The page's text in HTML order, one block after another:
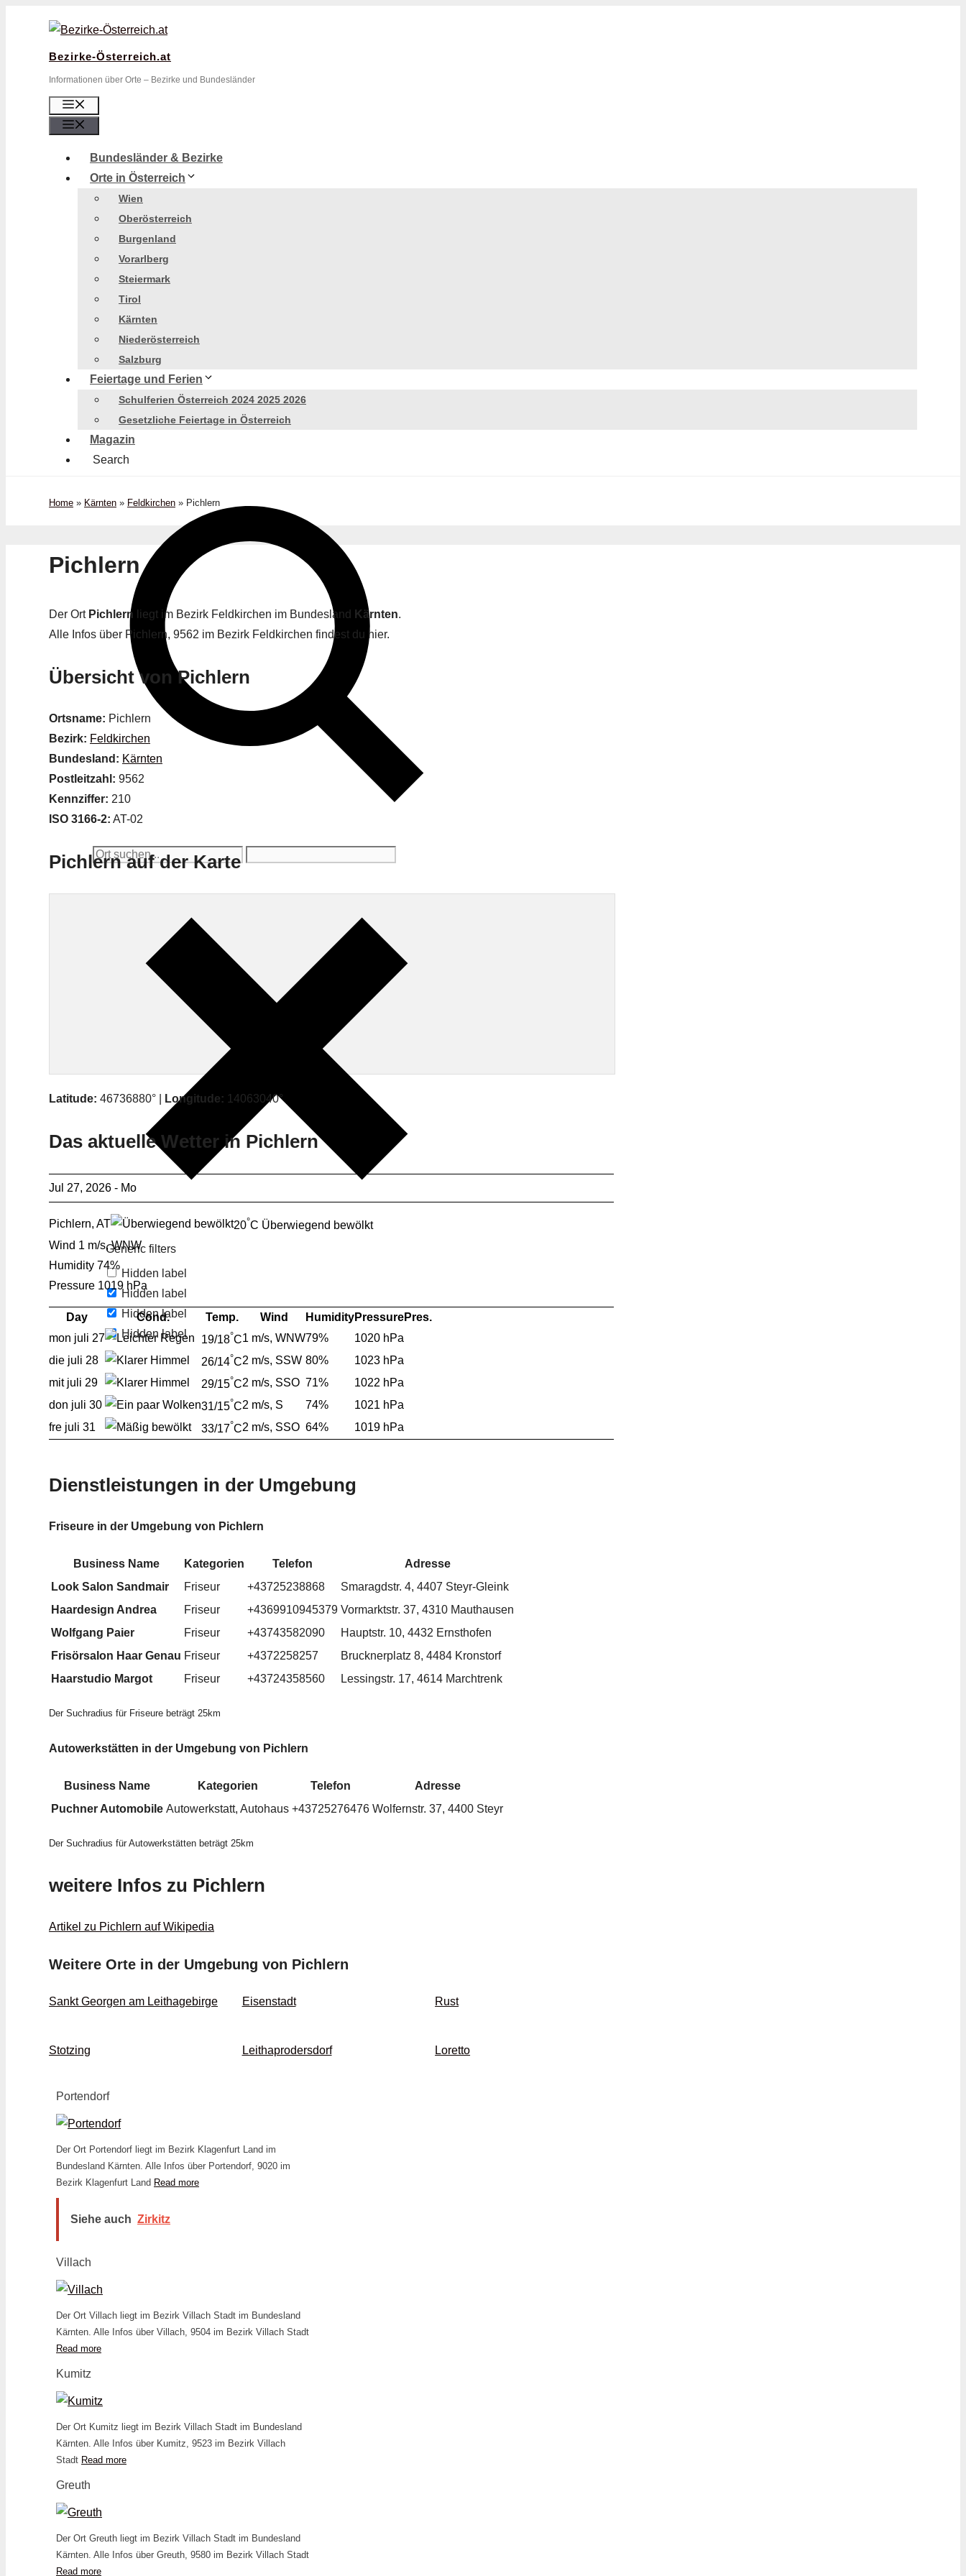
Bezirke-Österreich.at
Informationen über Orte – Bezirke und Bundesländer
Bundesländer & Bezirke
Orte in Österreich
Wien
Oberösterreich
Burgenland
Vorarlberg
Steiermark
Tirol
Kärnten
Niederösterreich
Salzburg
Feiertage und Ferien
Schulferien Österreich 2024 2025 2026
Gesetzliche Feiertage in Österreich
Magazin
Search
Generic filters
Hidden label
Hidden label
Hidden label
Hidden label
Home » Kärnten » Feldkirchen » Pichlern
Pichlern
Der Ort Pichlern liegt im Bezirk Feldkirchen im Bundesland Kärnten.
Alle Infos über Pichlern, 9562 im Bezirk Feldkirchen findest du hier.
Übersicht von Pichlern
Ortsname: Pichlern
Bezirk: Feldkirchen
Bundesland: Kärnten
Postleitzahl: 9562
Kennziffer: 210
ISO 3166-2: AT-02
Pichlern auf der Karte
Latitude: 46736880° | Longitude: 14063040°
Das aktuelle Wetter in Pichlern
Jul 27, 2026 - Mo
Pichlern, AT 20°C Überwiegend bewölkt
Wind 1 m/s, WNW
Humidity 74%
Pressure 1019 hPa
Day Cond. Temp. Wind HumidityPressurePres.
mon juli 27 19/18°C1 m/s, WNW79%
1020 hPa
die juli 28 26/14°C2 m/s, SSW 80%
1023 hPa
mit juli 29 29/15°C2 m/s, SSO 71%
1022 hPa
don juli 30 31/15°C2 m/s, S 74%
1021 hPa
fre juli 31 33/17°C2 m/s, SSO 64% 1019 hPa
Dienstleistungen in der Umgebung
Friseure in der Umgebung von Pichlern
Business Name Kategorien Telefon
Adresse
Look Salon Sandmair
Friseur +43725238868
Smaragdstr. 4, 4407 Steyr-Gleink
Haardesign Andrea
Friseur +4369910945379 Vormarktstr. 37, 4310 Mauthausen
Wolfgang Paier
Friseur +43743582090
Hauptstr. 10, 4432 Ernsthofen
Frisörsalon Haar Genau Friseur +4372258257
Brucknerplatz 8, 4484 Kronstorf
Haarstudio Margot
Friseur +43724358560 Lessingstr. 17, 4614 Marchtrenk
Der Suchradius für Friseure beträgt 25km
Autowerkstätten in der Umgebung von Pichlern
Business Name Kategorien Telefon
Adresse
Puchner Automobile Autowerkstatt, Autohaus +43725276476 Wolfernstr. 37, 4400 Steyr
Der Suchradius für Autowerkstätten beträgt 25km
weitere Infos zu Pichlern
Artikel zu Pichlern auf Wikipedia
Weitere Orte in der Umgebung von Pichlern
Sankt Georgen am Leithagebirge Eisenstadt Rust
Stotzing Leithaprodersdorf Loretto
Portendorf
Der Ort Portendorf liegt im Bezirk Klagenfurt Land im
Bundesland Kärnten. Alle Infos über Portendorf, 9020 im
Bezirk Klagenfurt Land Read more
Siehe auch Zirkitz
Villach
Der Ort Villach liegt im Bezirk Villach Stadt im Bundesland
Kärnten. Alle Infos über Villach, 9504 im Bezirk Villach Stadt
Read more
Kumitz
Der Ort Kumitz liegt im Bezirk Villach Stadt im Bundesland
Kärnten. Alle Infos über Kumitz, 9523 im Bezirk Villach
Stadt Read more
Greuth
Der Ort Greuth liegt im Bezirk Villach Stadt im Bundesland
Kärnten. Alle Infos über Greuth, 9580 im Bezirk Villach Stadt
Read more